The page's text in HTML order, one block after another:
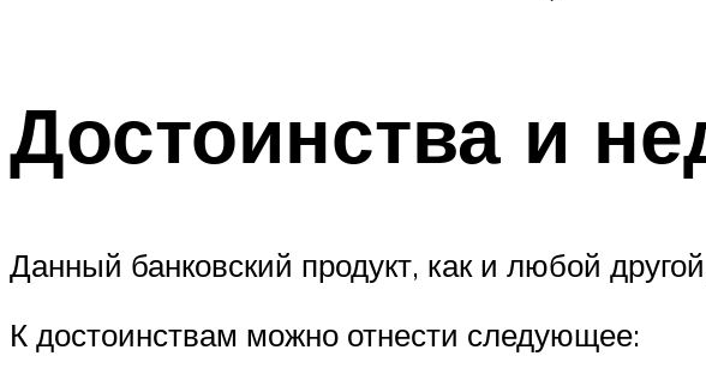
Достоинства и
Данный банковский продукт, как и любой
К достоинствам можно отнести следующее: